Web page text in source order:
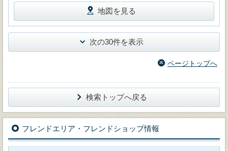
地図を見る
次の30件を表示
ページトップへ
検索トップへ戻る
フレンドエリア・フレンドショップ情報